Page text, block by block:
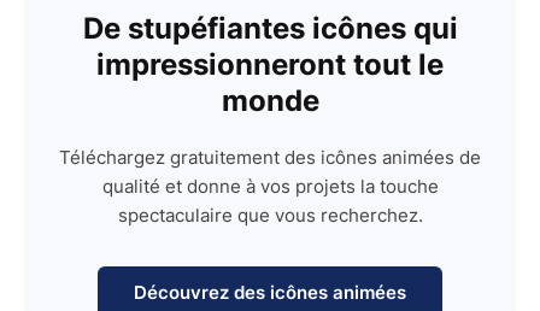
De stupéfiantes icônes qui
impressionneront tout le
monde
Téléchargez gratuitement des icônes animées de
qualité et donne à vos projets la touche
spectaculaire que vous recherchez.
Découvrez des icônes animées